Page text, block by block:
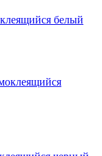
белый